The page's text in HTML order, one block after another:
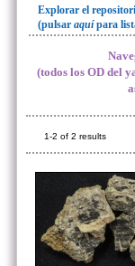
Explorar el
(pulsar aquípara
(todos los OD del
1-2 of 2 results